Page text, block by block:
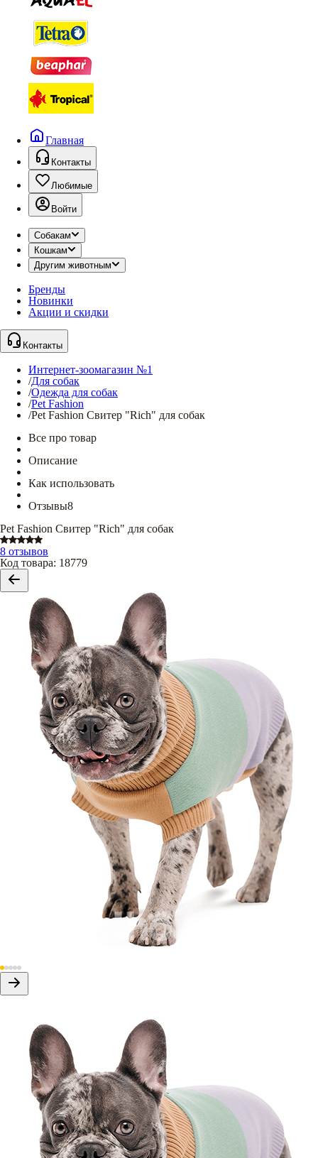
Главная
Контакты
Любимые
Войти
Собакам
Кошкам
Другим животным
Бренды
Новинки
Акции и скидки
Контакты
Интернет-зоомагазин №1
/Для собак
/Одежда для собак
/Pet Fashion
/Pet Fashion Свитер "Rich" для собак
Все про товар
Описание
Как использовать
Отзывы8
Pet Fashion Свитер "Rich" для собак
8 отзывов
Код товара: 18779